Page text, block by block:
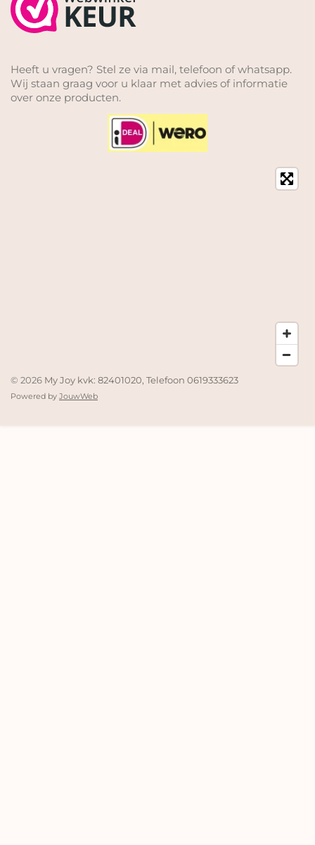
Heeft u vragen? Stel ze via mail, telefoon of whatsapp.
Wij staan graag voor u klaar met advies of informatie
over onze producten.
© 2026 My Joy kvk: 82401020, Telefoon 0619333623
Powered by JouwWeb